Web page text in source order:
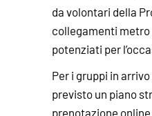
da volontari della
collegamenti
potenziati per
Per i gruppi in
previsto un piano
prenotazione